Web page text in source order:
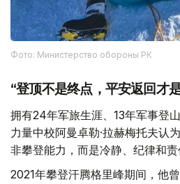
Фото: Министерство обороны РК
“登顶不是终点，平安返回才
拥有24年军旅生涯、13年军事登
力量中校阿曼卓勒·拉赫梅托夫认
非攀登能力，而是冷静、纪律和责
2021年攀登汗腾格里峰期间，他